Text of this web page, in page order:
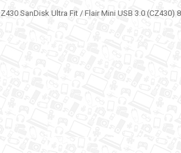
SanDisk Ultra Fit / Flair Mini USB 3.0 (CZ430)